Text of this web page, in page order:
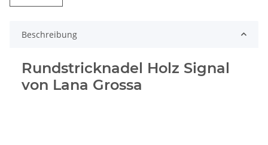
Beschreibung
Rundstricknadel Holz Signal
von Lana Grossa